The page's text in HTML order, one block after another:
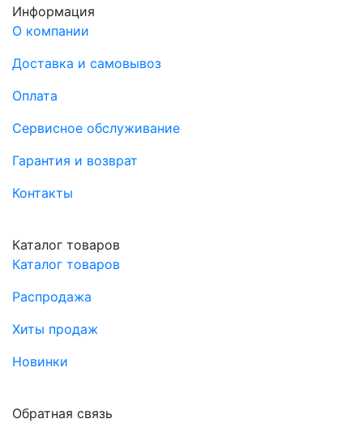
Информация
О компании
Доставка и самовывоз
Оплата
Сервисное обслуживание
Гарантия и возврат
Контакты
Каталог товаров
Каталог товаров
Распродажа
Хиты продаж
Новинки
Обратная связь